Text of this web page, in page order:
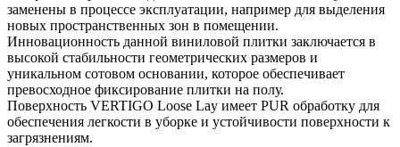
заменены в процессе эксплуатации, например для выделения
новых пространственных зон в помещении.
Инновационность данной виниловой плитки заключается в
высокой стабильности геометрических размеров и
уникальном сотовом основании, которое обеспечивает
превосходное фиксирование плитки на полу.
Поверхность VERTIGO Loose Lay имеет PUR обработку для
обеспечения легкости в уборке и устойчивости поверхности к
загрязнениям.